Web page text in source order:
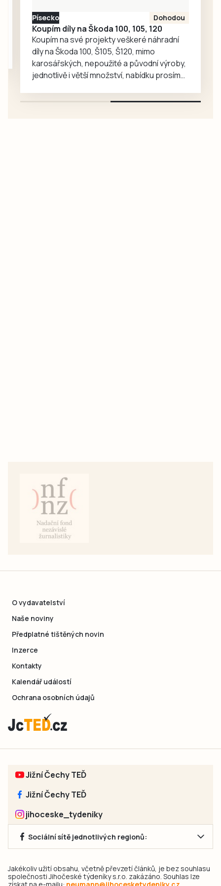
Písecko Dohodou
Koupím díly na Škoda 100, 105, 120
Koupím na své projekty veškeré náhradní
díly na Škoda 100, Š105, Š120, mimo
karosářských, nepoužité a původní výroby,
jednotlivě i větší množství, nabídku prosím
O vydavatelství
Naše noviny
Předplatné tištěných novin
Inzerce
Kontakty
Kalendář událostí
Ochrana osobních údajů
Jižní Čechy TEĎ
Jižní Čechy TEĎ
jihoceske_tydeniky
Sociální sítě jednotlivých regionů:
Jakékoliv užití obsahu, včetně převzetí článků, je bez souhlasu
společnosti Jihočeské týdeníky s.r.o. zakázáno. Souhlas lze